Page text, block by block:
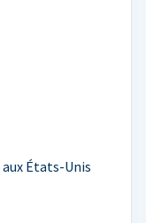
États-Unis